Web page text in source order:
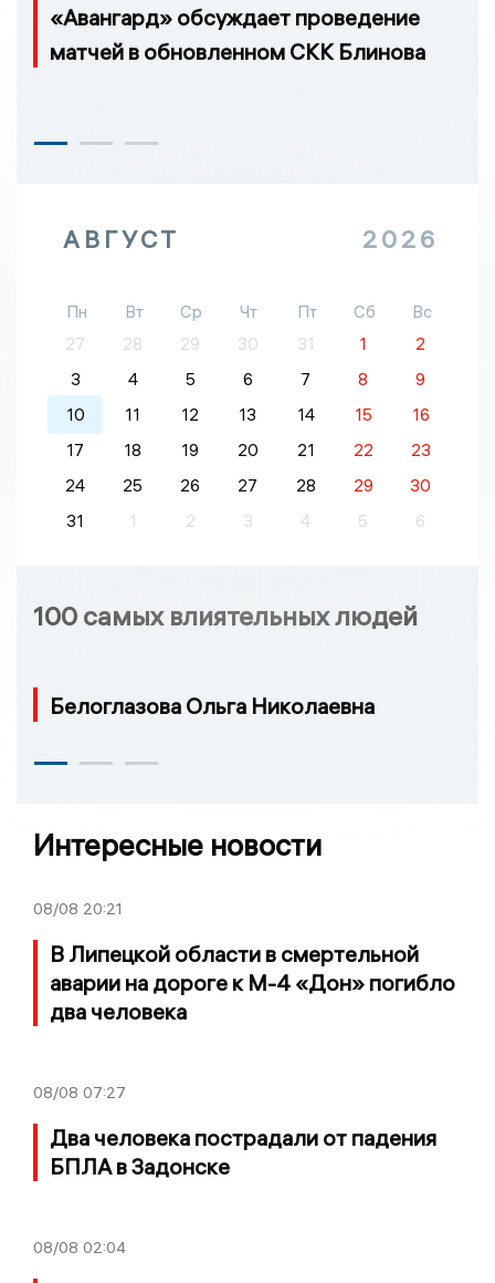
«Авангард» обсуждает проведение
матчей в обновленном СКК Блинова
АВГУСТ 2026
Пн Вт Ср Чт Пт Сб
Вс
27
28 29 30 31 1
2
3
4 5 6 7 8
9
10
11 12 13 14 15
16
17
18 19 20 21 22
23
24
25 26 27 28 29
30
31
1 2 3 4 5 6
100 самых влиятельных людей
Белоглазова Ольга Николаевна
Интересные новости
08/08 20:21
В Липецкой области в смертельной
аварии на дороге к М-4 «Дон» погибло
два человека
08/08 07:27
Два человека пострадали от падения
БПЛА в Задонске
08/08 02:04